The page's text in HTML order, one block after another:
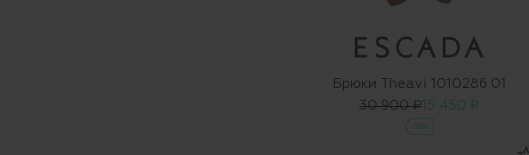
Брюки Theavi 1010286 01
30 900 ₽15 450 ₽
-50%